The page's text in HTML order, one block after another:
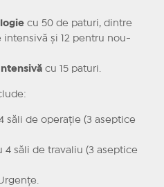
cu 50 de paturi, dintre
și 12 pentru nou-
cu 15 paturi.
săli de operație (3 aseptice
4 săli de travaliu (3 aseptice